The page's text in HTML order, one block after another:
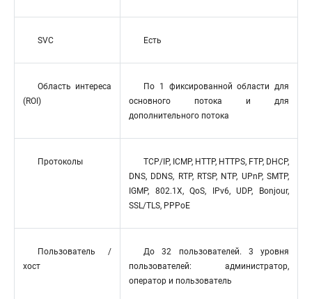
SVC Есть
Область интереса
(ROI)
По 1 фиксированной области для
основного потока и для
дополнительного потока
Протоколы
TCP/IP, ICMP, HTTP, HTTPS, FTP, DHCP,
DNS, DDNS, RTP, RTSP, NTP, UPnP, SMTP,
IGMP, 802.1X, QoS, IPv6, UDP, Bonjour,
SSL/TLS, PPPoE
Пользователь /
хост
До 32 пользователей. 3 уровня
пользователей: администратор,
оператор и пользователь